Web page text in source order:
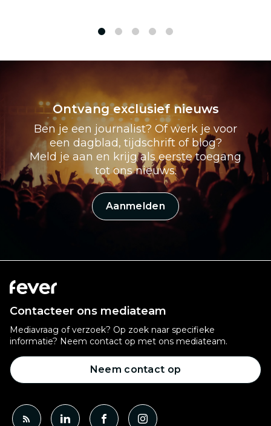
Ontvang exclusief nieuws
Ben je een journalist? Of werk je voor
een dagblad, tijdschrift of blog?
Meld je aan en krijg als eerste toegang
tot ons nieuws.
Aanmelden
Contacteer ons mediateam
Mediavraag of verzoek? Op zoek naar specifieke
informatie? Neem contact op met ons mediateam.
Neem contact op